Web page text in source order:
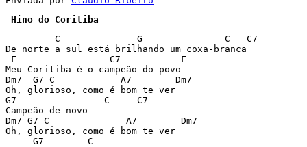
Hino do Coritiba
         C              G               C   C7
De norte a sul está brilhando um coxa-branca
F                 C7           F
Meu Coritiba é o campeão do povo
Dm7  G7 C            A7        Dm7
Oh, glorioso, como é bom te ver
G7                C     C7
Campeão de novo
Dm7 G7 C              A7        Dm7
Oh, glorioso, como é bom te ver
     G7        C